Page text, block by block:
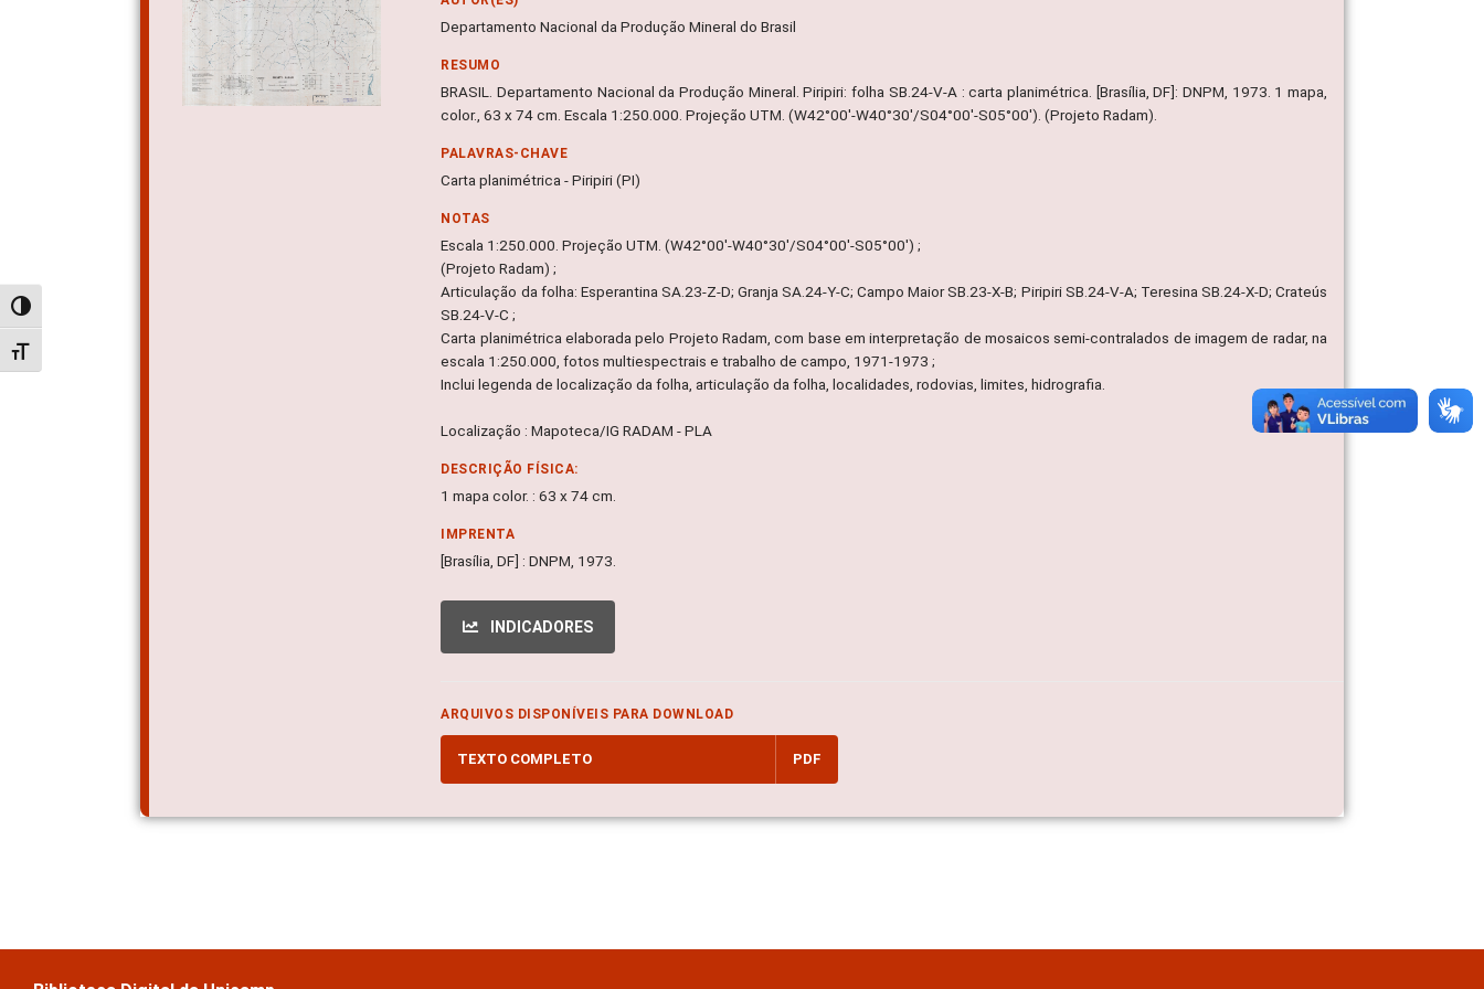
Alternar alto contraste
Alternar tamanho da fonte
Departamento Nacional da Produção Mineral do Brasil
RESUMO
BRASIL. Departamento Nacional da Produção Mineral. Piripiri: folha SB.24-V-A : carta planimétrica. [Brasília, DF]: DNPM, 1973. 1 mapa,
color., 63 x 74 cm. Escala 1:250.000. Projeção UTM. (W42°00'-W40°30'/S04°00'-S05°00'). (Projeto Radam).
PALAVRAS-CHAVE
Carta planimétrica - Piripiri (PI)
NOTAS
Escala 1:250.000. Projeção UTM. (W42°00'-W40°30'/S04°00'-S05°00') ;
(Projeto Radam) ;
Articulação da folha: Esperantina SA.23-Z-D; Granja SA.24-Y-C; Campo Maior SB.23-X-B; Piripiri SB.24-V-A; Teresina SB.24-X-D; Crateús
SB.24-V-C ;
Carta planimétrica elaborada pelo Projeto Radam, com base em interpretação de mosaicos semi-contralados de imagem de radar, na
escala 1:250.000, fotos multiespectrais e trabalho de campo, 1971-1973 ;
Inclui legenda de localização da folha, articulação da folha, localidades, rodovias, limites, hidrografia.
Localização : Mapoteca/IG RADAM - PLA
DESCRIÇÃO FÍSICA:
1 mapa color. : 63 x 74 cm.
IMPRENTA
[Brasília, DF] : DNPM, 1973.
INDICADORES
ARQUIVOS DISPONÍVEIS PARA DOWNLOAD
TEXTO COMPLETO PDF